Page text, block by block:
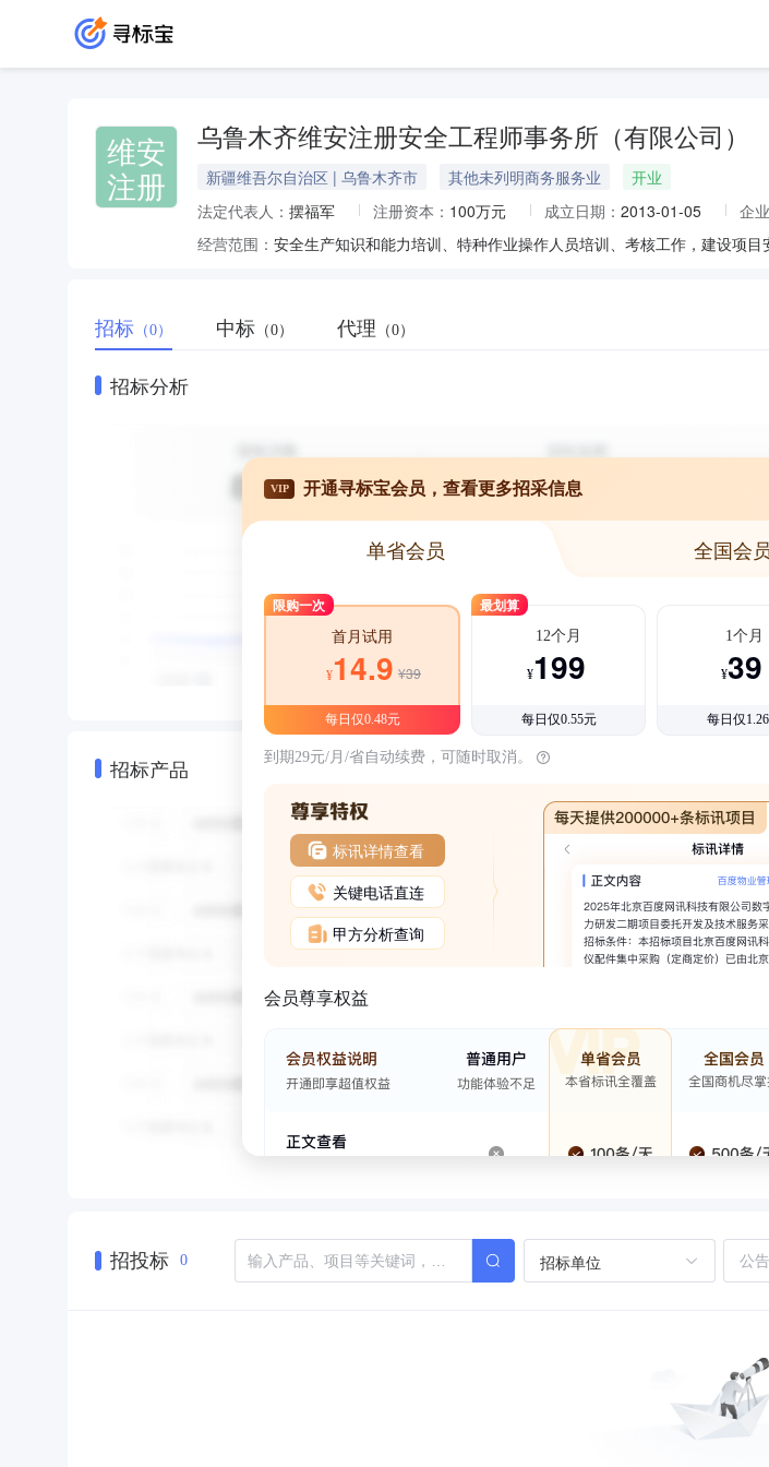
维安
注册
乌鲁木齐维安注册安全工程师事务所（有限公司）
新疆维吾尔自治区 | 乌鲁木齐市 其他未列明商务服务业
开业
法定代表人： 摆福军 注册资本： 100万元 成立日期： 2013-01-05 企
经营范围：
招标 （0） 中标 （0） 代理 （0）
招标分析
招标产品
VIP 开通寻标宝会员，查看更多招采信息
单省会员 全国会员
限购一次
首月试用
¥14.9 ¥39
每日仅0.48元
最划算
12个月
¥199
每日仅0.55元
1个月
¥39
每日仅
到期29元/月/省自动续费，可随时取消。
标讯详情查看
关键电话直连
甲方分析查询
会员尊享权益
招投标 0 招标单位